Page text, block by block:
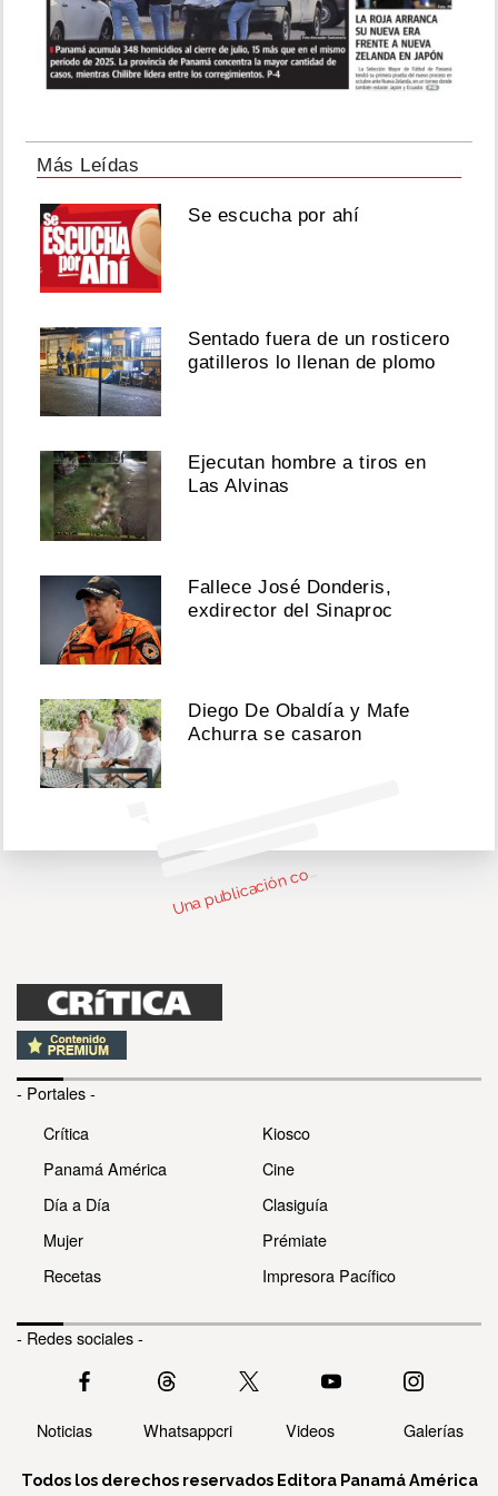
USA
Agosto
07,
Diego
De
Obaldía
y
Mafe
se
casaron
Agosto
2026
Ver
esta
publicación
en
U
om
e
g
g15)
Más Leídas
Se escucha por ahí
Sentado fuera de un rosticero
gatilleros lo llenan de plomo
Ejecutan hombre a tiros en
Las Alvinas
Fallece José Donderis,
exdirector del Sinaproc
Diego De Obaldía y Mafe
Achurra se casaron
- Portales -
Crítica
Panamá América
Día a Día
Mujer
Recetas
Kiosco
Cine
Clasiguía
Prémiate
Impresora Pacífico
- Redes sociales -
Noticias Whatsappcri Videos Galerías
Todos los derechos reservados Editora Panamá América